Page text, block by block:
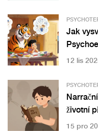
Jak
12 lis
životní
15 pro